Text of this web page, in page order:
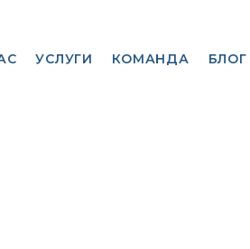
УСЛУГИ КОМАНДА БЛОГ